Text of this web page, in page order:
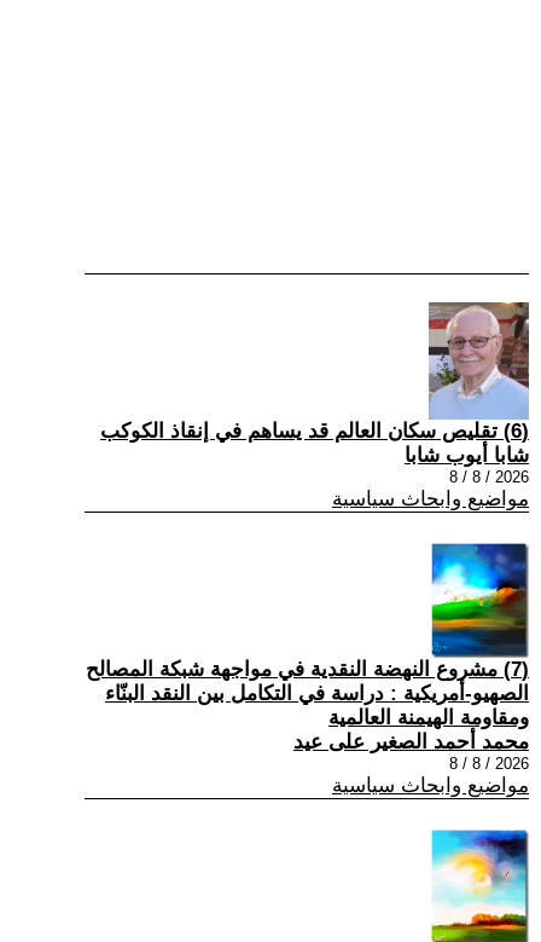
(6) تقليص سكان العالم قد يساهم في إنقاذ الكوكب
شابا أيوب شابا
2026 / 8 / 8
مواضيع وابحاث سياسية
(7) مشروع النهضة النقدية في مواجهة شبكة المصالح
الصهيو-أمريكية : دراسة في التكامل بين النقد البنّاء
ومقاومة الهيمنة العالمية
محمد أحمد الصغير على عيد
2026 / 8 / 8
مواضيع وابحاث سياسية